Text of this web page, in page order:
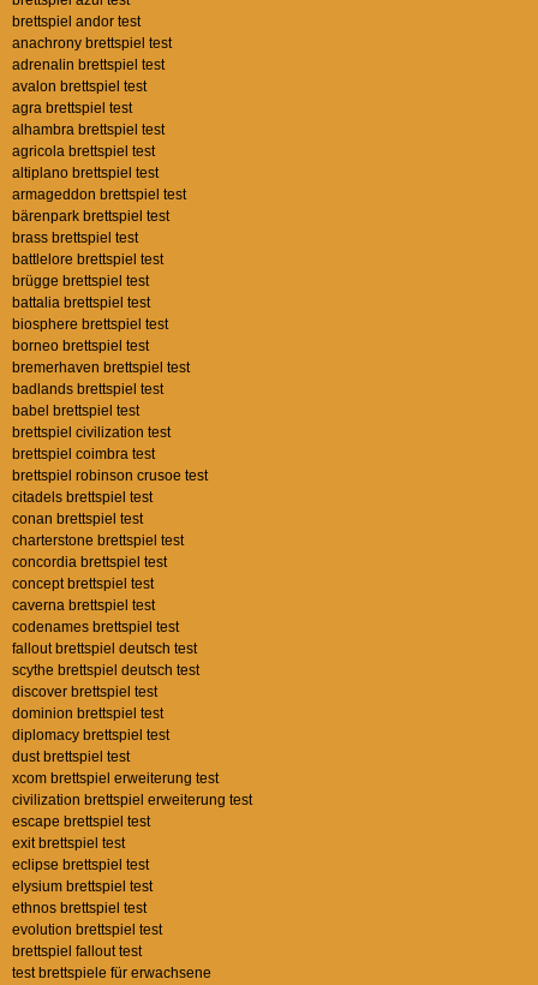
brettspiel andor test
anachrony brettspiel test
adrenalin brettspiel test
avalon brettspiel test
agra brettspiel test
alhambra brettspiel test
agricola brettspiel test
altiplano brettspiel test
armageddon brettspiel test
bärenpark brettspiel test
brass brettspiel test
battlelore brettspiel test
brügge brettspiel test
battalia brettspiel test
biosphere brettspiel test
borneo brettspiel test
bremerhaven brettspiel test
badlands brettspiel test
babel brettspiel test
brettspiel civilization test
brettspiel coimbra test
brettspiel robinson crusoe test
citadels brettspiel test
conan brettspiel test
charterstone brettspiel test
concordia brettspiel test
concept brettspiel test
caverna brettspiel test
codenames brettspiel test
fallout brettspiel deutsch test
scythe brettspiel deutsch test
discover brettspiel test
dominion brettspiel test
diplomacy brettspiel test
dust brettspiel test
xcom brettspiel erweiterung test
civilization brettspiel erweiterung test
escape brettspiel test
exit brettspiel test
eclipse brettspiel test
elysium brettspiel test
ethnos brettspiel test
evolution brettspiel test
brettspiel fallout test
test brettspiele für erwachsene